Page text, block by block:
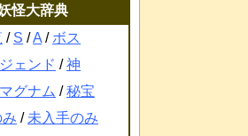
怪大辞典
/ S /A / ボス
ェンド /神
マグナム /秘宝
み / 未入手のみ